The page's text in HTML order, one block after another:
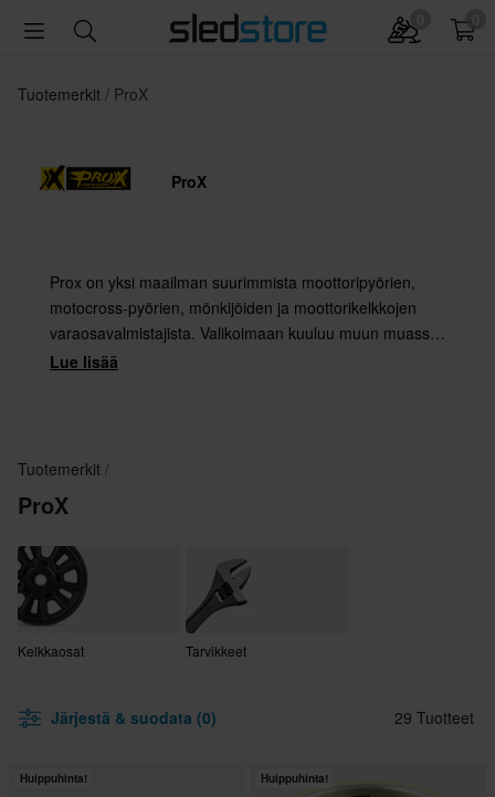
Tuotemerkit ProX
ProX
Prox on yksi maailman suurimmista moottoripyörien,
motocross-pyörien, mönkijöiden ja moottorikelkkojen
varaosavalmistajista. Valikoimaan kuuluu muun muassa
mäntiä, tiivisteitä, laakereita, kytkinjousia ja venttiileitä.
Lue lisää
Tuotemerkit
ProX
Kelkkaosat Tarvikkeet
Järjestä & suodata (0) 29 Tuotteet
Huippuhinta! Huippuhinta!